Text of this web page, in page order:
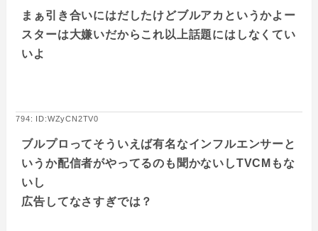
まぁ引き合いにはだしたけどブルアカというかよー
スターは大嫌いだからこれ以上話題にはしなくてい
いよ
794: ID:WZyCN2TV0
ブルプロってそういえば有名なインフルエンサーと
いうか配信者がやってるのも聞かないしTVCMもな
いし
広告してなさすぎでは？